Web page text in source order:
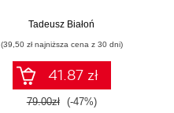
Tadeusz Białoń
(39,50 zł najniższa cena z 30 dni)
41.87 zł
79.00zł (-47%)